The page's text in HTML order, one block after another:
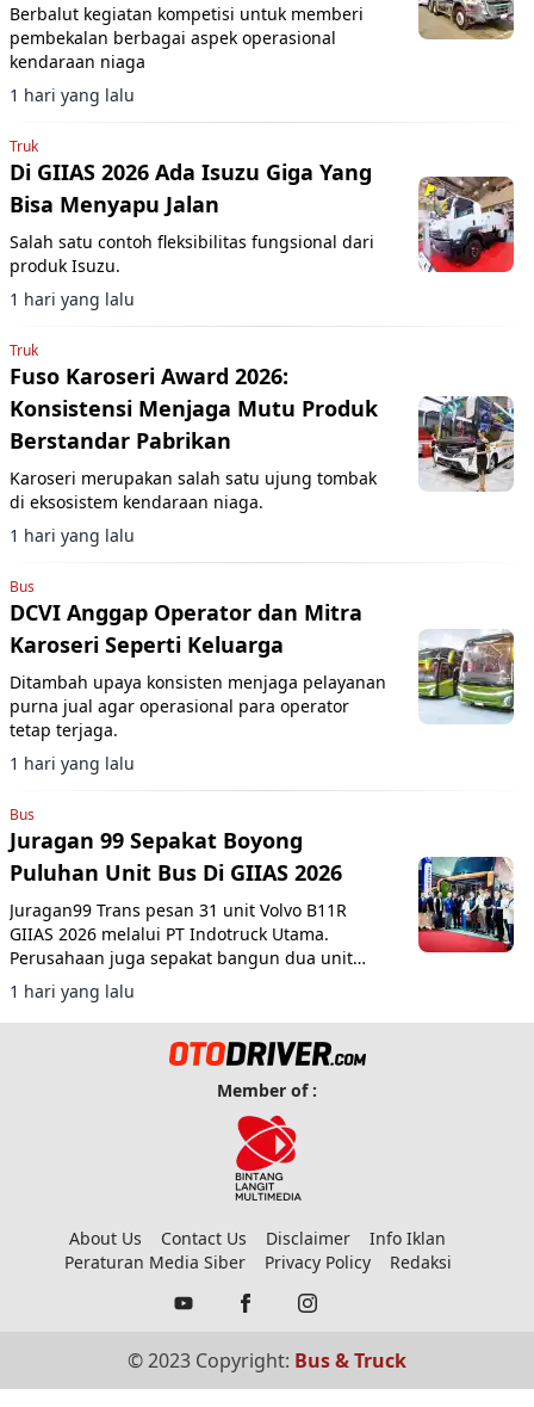
Berbalut kegiatan kompetisi untuk memberi
pembekalan berbagai aspek operasional
kendaraan niaga
1 hari yang lalu
Truk
Di GIIAS 2026 Ada Isuzu Giga Yang
Bisa Menyapu Jalan
Salah satu contoh fleksibilitas fungsional dari
produk Isuzu.
1 hari yang lalu
Truk
Fuso Karoseri Award 2026:
Konsistensi Menjaga Mutu Produk
Berstandar Pabrikan
Karoseri merupakan salah satu ujung tombak
di eksosistem kendaraan niaga.
1 hari yang lalu
Bus
DCVI Anggap Operator dan Mitra
Karoseri Seperti Keluarga
Ditambah upaya konsisten menjaga pelayanan
purna jual agar operasional para operator
tetap terjaga.
1 hari yang lalu
Bus
Juragan 99 Sepakat Boyong
Puluhan Unit Bus Di GIIAS 2026
Juragan99 Trans pesan 31 unit Volvo B11R
GIIAS 2026 melalui PT Indotruck Utama.
Perusahaan juga sepakat bangun dua unit
double decker berbasis sasis Scania K450CB
untuk layanan AKAP premium.
1 hari yang lalu
Member of :
About Us Contact Us Disclaimer
Info Iklan
Peraturan Media Siber
Privacy Policy Redaksi
© 2023 Copyright: Bus & Truck